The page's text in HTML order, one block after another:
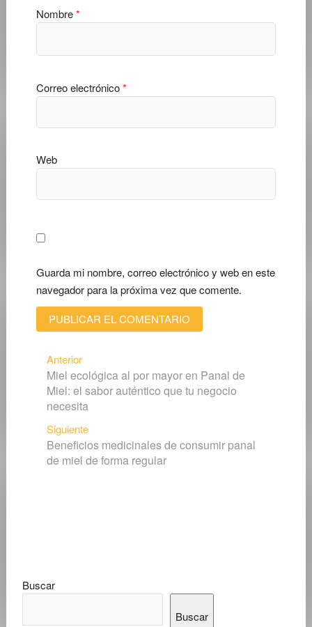
Nombre*
Correo electrónico*
Web
Guarda mi nombre, correo electrónico y web en este
navegador para la próxima vez que comente.
Navegación
de
entradas
AnteriorEntrada
anterior:
Miel ecológica al por mayor en Panal de
Miel: el sabor auténtico que tu negocio
necesita
SiguienteSiguiente
entrada:
Beneficios medicinales de consumir panal
de miel de forma regular
Buscar
Buscar